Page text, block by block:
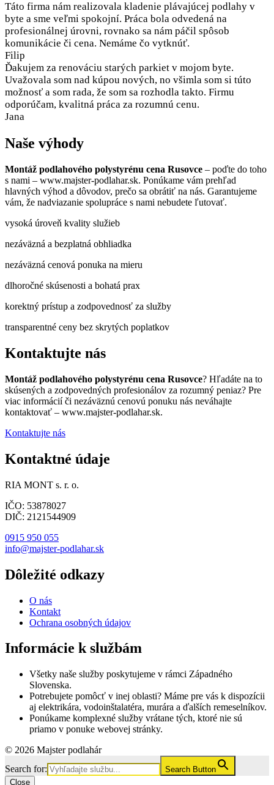
Táto firma nám realizovala kladenie plávajúcej podlahy v
byte a sme veľmi spokojní. Práca bola odvedená na
profesionálnej úrovni, rovnako sa nám páčil spôsob
komunikácie či cena. Nemáme čo vytknúť.
Filip
Ďakujem za renováciu starých parkiet v mojom byte.
Uvažovala som nad kúpou nových, no všimla som si túto
možnosť a som rada, že som sa rozhodla takto. Firmu
odporúčam, kvalitná práca za rozumnú cenu.
Jana
Naše výhody
Montáž podlahového polystyrénu cena Rusovce – poďte do toho
s nami – www.majster-podlahar.sk. Ponúkame vám prehľad
hlavných výhod a dôvodov, prečo sa obrátiť na nás. Garantujeme
vám, že nadviazanie spolupráce s nami nebudete ľutovať.
vysoká úroveň kvality služieb
nezáväzná a bezplatná obhliadka
nezáväzná cenová ponuka na mieru
dlhoročné skúsenosti a bohatá prax
korektný prístup a zodpovednosť za služby
transparentné ceny bez skrytých poplatkov
Kontaktujte nás
Montáž podlahového polystyrénu cena Rusovce? Hľadáte na to
skúsených a zodpovedných profesionálov za rozumný peniaz? Pre
viac informácií či nezáväznú cenovú ponuku nás neváhajte
kontaktovať – www.majster-podlahar.sk.
Kontaktujte nás
Kontaktné údaje
RIA MONT s. r. o.
IČO: 53878027
DIČ: 2121544909
0915 950 055
info@majster-podlahar.sk
Dôležité odkazy
O nás
Kontakt
Ochrana osobných údajov
Informácie k službám
Všetky naše služby poskytujeme v rámci Západného
Slovenska.
Potrebujete pomôcť v inej oblasti? Máme pre vás k dispozícii
aj elektrikára, vodoinštalatéra, murára a ďalších remeselníkov.
Ponúkame komplexné služby vrátane tých, ktoré nie sú
priamo v ponuke webovej stránky.
© 2026 Majster podlahár
Search for:
Search Button
Close